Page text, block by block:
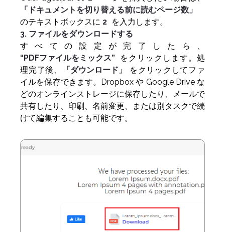
「ドキュメントを切り替える前に読むページ数」
のテキストボックスに 2 を入力します。
3. ファイルをダウンロードする
すべての設定が完了したら、
“PDFファイルをミックス”
をクリックします。処
理完了後、
「ダウンロード」
をクリックしてファ
イルを保存できます。Dropbox や Google Drive な
どのオンラインストレージに保存したり、メールで
共有したり、印刷、名前変更、または別タスクで続
けて編集することも可能です。